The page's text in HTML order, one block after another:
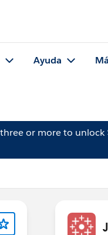
Ayuda
three or more to unlock